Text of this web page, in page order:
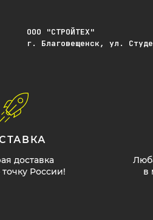
OOO "СТРОЙТЕХ"
г. Благовещенск, ул.
доставка
России!
в